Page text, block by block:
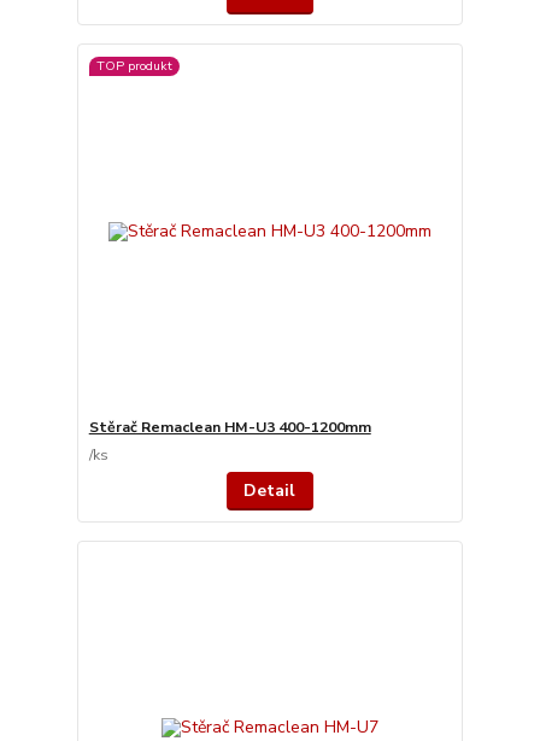
TOP produkt
Stěrač Remaclean HM-U3 400-1200mm
/ks
Detail